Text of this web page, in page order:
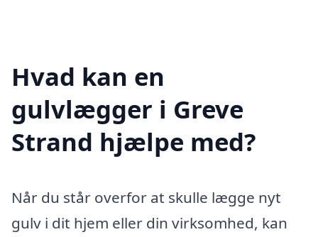
Hvad kan en
gulvlægger i Greve
Strand hjælpe med?
Når du står overfor at skulle lægge nyt
gulv i dit hjem eller din virksomhed, kan